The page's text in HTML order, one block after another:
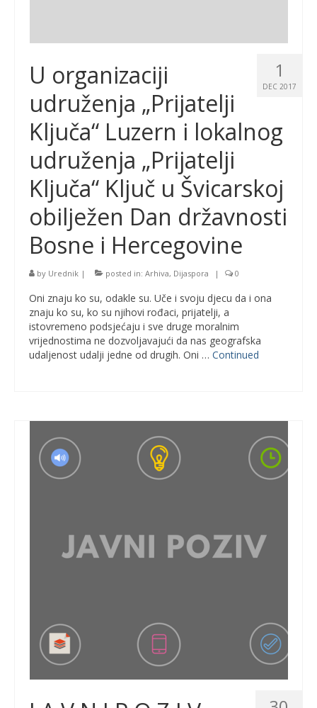
1
DEC 2017
U organizaciji
udruženja „Prijatelji
Ključa“ Luzern i lokalnog
udruženja „Prijatelji
Ključa“ Ključ u Švicarskoj
obilježen Dan državnosti
Bosne i Hercegovine
by Urednik | posted in: Arhiva, Dijaspora | 0
Oni znaju ko su, odakle su. Uče i svoju djecu da i ona
znaju ko su, ko su njihovi rođaci, prijatelji, a
istovremeno podsjećaju i sve druge moralnim
vrijednostima ne dozvoljavajući da nas geografska
udaljenost udalji jedne od drugih. Oni … Continued